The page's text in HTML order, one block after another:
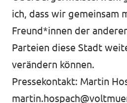
ich, dass wir gemeinsam
Freund*innen der
Parteien diese Stadt
verändern können.
Pressekontakt: Martin